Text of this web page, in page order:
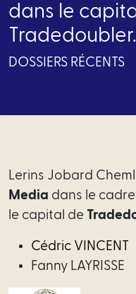
dans le
Tradedoubler.
DOSSIERS RÉCENTS
Lerins Jobard
Media dans le
le capital de
Cédric VINCENT
Fanny LAYRISSE